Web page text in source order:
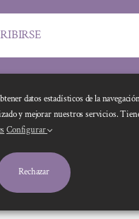
datos estadísticos de la
y mejorar nuestros servicios.
Configurar
Rechazar